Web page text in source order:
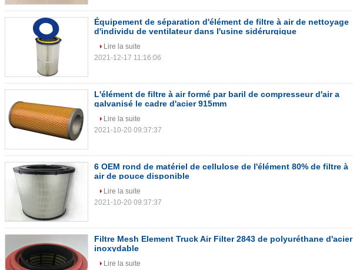
Équipement de séparation d'élément de filtre à air de nettoyage
d'individu de ventilateur dans l'usine sidérurgique
Lire la suite
2021-12-17 11:16:06
L'élément de filtre à air formé par baril de compresseur d'air a
galvanisé le cadre d'acier 915mm
Lire la suite
2021-10-20 09:37:37
6 OEM rond de matériel de cellulose de l'élément 80% de filtre à
air de pouce disponible
Lire la suite
2021-10-20 09:37:37
Filtre Mesh Element Truck Air Filter 2843 de polyuréthane d'acier
inoxydable
Lire la suite